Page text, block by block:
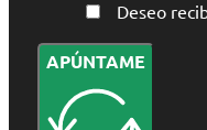
Deseo
APÚNTAME